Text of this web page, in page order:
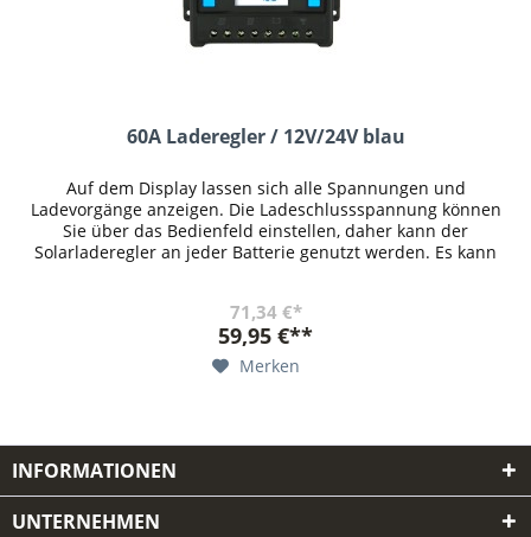
60A Laderegler / 12V/24V blau
Auf dem Display lassen sich alle Spannungen und
Ladevorgänge anzeigen. Die Ladeschlussspannung können
Sie über das Bedienfeld einstellen, daher kann der
Solarladeregler an jeder Batterie genutzt werden. Es kann
71,34 €*
59,95 €**
Merken
INFORMATIONEN
UNTERNEHMEN